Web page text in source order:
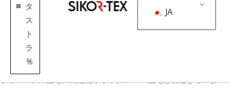
タ
ス
ト
ラ
%
JA
工業用生地
工業用ファブリック
当社は工業用生地メーカーとして、さまざまな構造のナイロンや
ポリエステル生地、高性能リサイクルPETS生地を製造していま